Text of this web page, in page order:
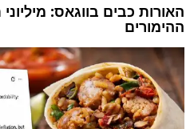
האורות כבים בווגאס:
ההימורים